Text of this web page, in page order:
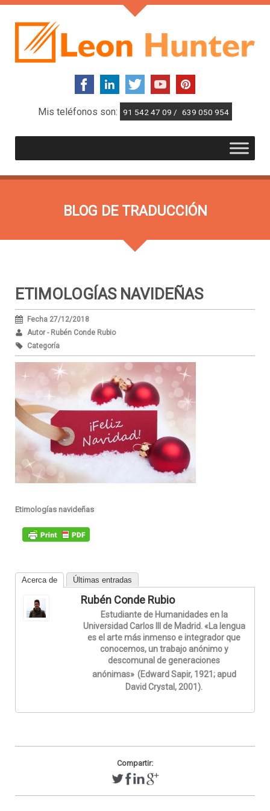
Mis teléfonos son: 91 542 47 09 / 639 050 954
BLOG DE TRADUCCIÓN
ETIMOLOGÍAS NAVIDEÑAS
Fecha 27/12/2018
Autor - Rubén Conde Rubio
Categoría
Etimologías navideñas
Acerca de Últimas entradas
Rubén Conde Rubio
Estudiante de Humanidades en la
Universidad Carlos III de Madrid. «La lengua
es el arte más inmenso e integrador que
conocemos, un trabajo anónimo y
descomunal de generaciones
anónimas» (Edward Sapir, 1921; apud
David Crystal, 2001).
Compartir: